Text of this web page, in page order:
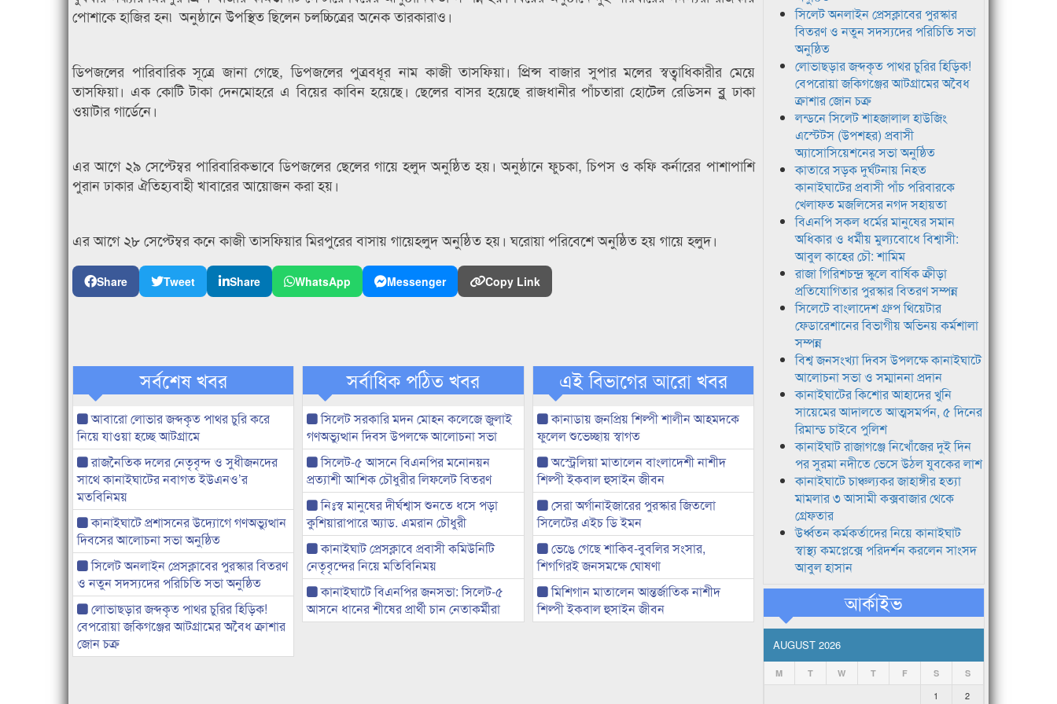
পোশাকে হাজির হন৷ অনুষ্ঠানে উপস্থিত ছিলেন চলচ্চিত্রের অনেক তারকারাও।
ডিপজলের পারিবারিক সূত্রে জানা গেছে, ডিপজলের পুত্রবধূর নাম কাজী তাসফিয়া। প্রিন্স বাজার সুপার মলের স্বত্বাধিকারীর মেয়ে
তাসফিয়া। এক কোটি টাকা দেনমোহরে এ বিয়ের কাবিন হয়েছে। ছেলের বাসর হয়েছে রাজধানীর পাঁচতারা হোটেল রেডিসন ব্লু ঢাকা
ওয়াটার গার্ডেনে।
এর আগে ২৯ সেপ্টেম্বর পারিবারিকভাবে ডিপজলের ছেলের গায়ে হলুদ অনুষ্ঠিত হয়। অনুষ্ঠানে ফুচকা, চিপস ও কফি কর্নারের পাশাপাশি
পুরান ঢাকার ঐতিহ্যবাহী খাবারের আয়োজন করা হয়।
এর আগে ২৮ সেপ্টেম্বর কনে কাজী তাসফিয়ার মিরপুরের বাসায় গায়েহলুদ অনুষ্ঠিত হয়। ঘরোয়া পরিবেশে অনুষ্ঠিত হয় গায়ে হলুদ।
Share Tweet Share WhatsApp Messenger Copy Link
সর্বশেষ খবর
আবারো লোভার জব্দকৃত পাথর চুরি করে
নিয়ে যাওয়া হচ্ছে আটগ্রামে
রাজনৈতিক দলের নেতৃবৃন্দ ও সুধীজনদের
সাথে কানাইঘাটের নবাগত ইউএনও’র
মতবিনিময়
কানাইঘাটে প্রশাসনের উদ্যোগে গণঅভ্যুত্থান
দিবসের আলোচনা সভা অনুষ্ঠিত
সিলেট অনলাইন প্রেসক্লাবের পুরস্কার বিতরণ
ও নতুন সদস্যদের পরিচিতি সভা অনুষ্ঠিত
লোভাছড়ার জব্দকৃত পাথর চুরির হিড়িক!
বেপরোয়া জকিগঞ্জের আটগ্রামের অবৈধ ক্রাশার
জোন চক্র
সর্বাধিক পঠিত খবর
সিলেট সরকারি মদন মোহন কলেজে জুলাই
গণঅভ্যুত্থান দিবস উপলক্ষে আলোচনা সভা
সিলেট-৫ আসনে বিএনপির মনোনয়ন
প্রত্যাশী আশিক চৌধুরীর লিফলেট বিতরণ
নিঃস্ব মানুষের দীর্ঘশ্বাস শুনতে ধসে পড়া
কুশিয়ারাপারে অ্যাড. এমরান চৌধুরী
কানাইঘাট প্রেসক্লাবে প্রবাসী কমিউনিটি
নেতৃবৃন্দের নিয়ে মতিবিনিময়
কানাইঘাটে বিএনপির জনসভা: সিলেট-৫
আসনে ধানের শীষের প্রার্থী চান নেতাকর্মীরা
এই বিভাগের আরো খবর
কানাডায় জনপ্রিয় শিল্পী শালীন আহমদকে
ফুলেল শুভেচ্ছায় স্বাগত
অস্ট্রেলিয়া মাতালেন বাংলাদেশী নাশীদ
শিল্পী ইকবাল হুসাইন জীবন
সেরা অর্গানাইজারের পুরস্কার জিতলো
সিলেটের এইচ ডি ইমন
ভেঙে গেছে শাকিব-বুবলির সংসার,
শিগগিরই জনসমক্ষে ঘোষণা
মিশিগান মাতালেন আন্তর্জাতিক নাশীদ
শিল্পী ইকবাল হুসাইন জীবন
সিলেট অনলাইন প্রেসক্লাবের পুরস্কার
বিতরণ ও নতুন সদস্যদের পরিচিতি সভা
অনুষ্ঠিত
লোভাছড়ার জব্দকৃত পাথর চুরির হিড়িক!
বেপরোয়া জকিগঞ্জের আটগ্রামের অবৈধ
ক্রাশার জোন চক্র
লন্ডনে সিলেট শাহজালাল হাউজিং
এস্টেটস (উপশহর) প্রবাসী
অ্যাসোসিয়েশনের সভা অনুষ্ঠিত
কাতারে সড়ক দুর্ঘটনায় নিহত
কানাইঘাটের প্রবাসী পাঁচ পরিবারকে
খেলাফত মজলিসের নগদ সহায়তা
বিএনপি সকল ধর্মের মানুষের সমান
অধিকার ও ধর্মীয় মুল্যবোধে বিশ্বাসী:
আবুল কাহের চৌ: শামিম
রাজা গিরিশচন্দ্র স্কুলে বার্ষিক ক্রীড়া
প্রতিযোগিতার পুরস্কার বিতরণ সম্পন্ন
সিলেটে বাংলাদেশ গ্রুপ থিয়েটার
ফেডারেশানের বিভাগীয় অভিনয় কর্মশালা
সম্পন্ন
বিশ্ব জনসংখ্যা দিবস উপলক্ষে কানাইঘাটে
আলোচনা সভা ও সম্মাননা প্রদান
কানাইঘাটের কিশোর আহাদের খুনি
সায়েমের আদালতে আত্মসমর্পন, ৫ দিনের
রিমান্ড চাইবে পুলিশ
কানাইঘাট রাজাগঞ্জে নিখোঁজের দুই দিন
পর সুরমা নদীতে ভেসে উঠল যুবকের লাশ
কানাইঘাটে চাঞ্চল্যকর জাহাঙ্গীর হত্যা
মামলার ৩ আসামী কক্সবাজার থেকে
গ্রেফতার
উর্ধ্বতন কর্মকর্তাদের নিয়ে কানাইঘাট
স্বাস্থ্য কমপ্লেক্সে পরিদর্শন করলেন সাংসদ
আবুল হাসান
আর্কাইভ
AUGUST 2026
M T W T F S S
1
2